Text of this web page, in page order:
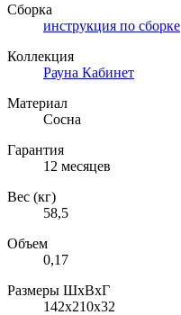
Сборка
инструкция по сборке
Коллекция
Рауна Кабинет
Материал
Сосна
Гарантия
12 месяцев
Вес (кг)
58,5
Объем
0,17
Размеры ШхВхГ
142х210х32